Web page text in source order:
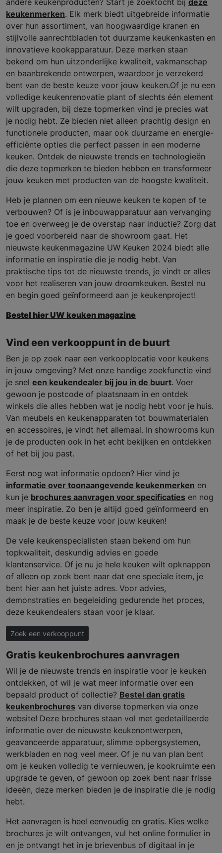
andere keukenproducten? Start je zoektocht bij deze
keukenmerken. Elk merk biedt uitgebreide informatie
over hun assortiment, van hoogwaardige kranen en
stijlvolle aanrechtbladen tot duurzame keukenkasten en
innovatieve kookapparatuur. Deze merken staan
bekend om hun uitzonderlijke kwaliteit, vakmanschap
en baanbrekende ontwerpen, waardoor je verzekerd
bent van de beste keuze voor jouw keuken.Of je nu een
volledige keukenrenovatie plant of slechts één element
wilt upgraden, bij deze topmerken vind je precies wat
je nodig hebt. Ze bieden niet alleen prachtig design en
functionele producten, maar ook duurzame en energie-
efficiënte opties die perfect passen in een moderne
keuken. Ontdek de nieuwste trends en technologieën
die deze topmerken te bieden hebben en transformeer
jouw keuken met producten van de hoogste kwaliteit.
Heb je plannen om een nieuwe keuken te kopen of te
verbouwen? Of is je inbouwapparatuur aan vervanging
toe en overweeg je de overstap naar inductie? Zorg dat
je goed voorbereid naar de showroom gaat. Het
nieuwste keukenmagazine UW Keuken 2024 biedt alle
informatie en inspiratie die je nodig hebt. Van
praktische tips tot de nieuwste trends, je vindt er alles
voor het realiseren van jouw droomkeuken. Bestel nu
en begin goed geïnformeerd aan je keukenproject!
Bestel hier UW keuken magazine
Vind een verkooppunt in de buurt
Ben je op zoek naar een verkooplocatie voor keukens
in jouw omgeving? Met onze handige zoekfunctie vind
je snel een keukendealer bij jou in de buurt. Voer
gewoon je postcode of plaatsnaam in en ontdek
winkels die alles hebben wat je nodig hebt voor je huis.
Van meubels en keukenapparaten tot bouwmaterialen
en accessoires, je vindt het allemaal. In showrooms kun
je de producten ook in het echt bekijken en ontdekken
of het bij jou past.
Eerst nog wat informatie opdoen? Hier vind je
informatie over toonaangevende keukenmerken en
kun je brochures aanvragen voor specificaties en nog
meer inspiratie. Zo ben je altijd goed geïnformeerd en
maak je de beste keuze voor jouw keuken!
De vele keukenspecialisten staan bekend om hun
topkwaliteit, deskundig advies en goede
klantenservice. Of je nu je hele keuken wilt opknappen
of alleen op zoek bent naar dat ene speciale item, je
bent hier aan het juiste adres. Voor advies,
demonstraties en begeleiding gedurende het proces,
deze keukendealers staan voor je klaar.
Zoek een verkooppunt
Gratis keukenbrochures aanvragen
Wil je de nieuwste trends en inspiratie voor je keuken
ontdekken, of wil je wat meer informatie over een
bepaald product of collectie? Bestel dan gratis
keukenbrochures van diverse topmerken via onze
website! Deze brochures staan vol met gedetailleerde
informatie over de nieuwste keukenontwerpen,
geavanceerde apparatuur, slimme opbergsystemen,
werkbladen en nog veel meer. Of je nu van plan bent
om je keuken volledig te vernieuwen, je kookruimte een
upgrade te geven, of gewoon op zoek bent naar frisse
ideeën, deze merken bieden je de inspiratie die je nodig
hebt.
Het aanvragen is heel eenvoudig en gratis. Kies welke
brochures je wilt ontvangen, vul het online formulier in
en je ontvangt het in je brievenbus of digitaal in je